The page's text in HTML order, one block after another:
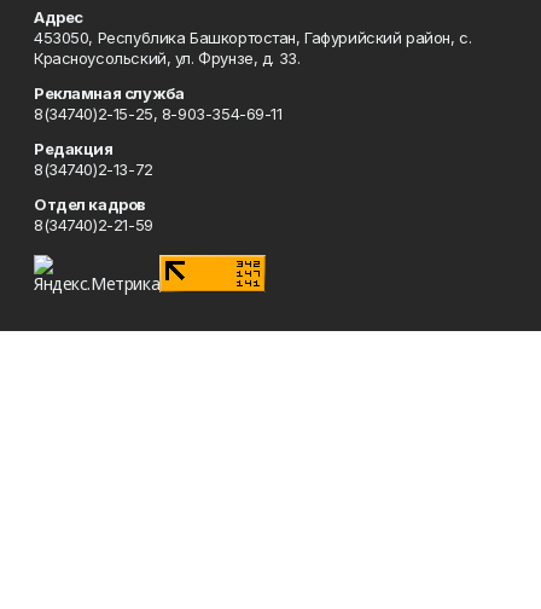
Адрес
453050, Республика Башкортостан, Гафурийский район, с.
Красноусольский, ул. Фрунзе, д. 33.
Рекламная служба
8(34740)2-15-25, 8-903-354-69-11
Редакция
8(34740)2-13-72
Отдел кадров
8(34740)2-21-59